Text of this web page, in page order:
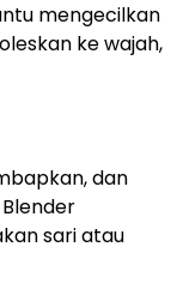
mengecilkan
ke wajah,
dan
sari atau